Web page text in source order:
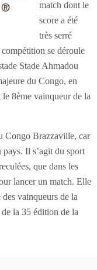
match dont le
score a été
très serré
se déroule
Stade Ahmadou
du Congo, en
8ème vainqueur de la
Congo Brazzaville, car
Il s’agit du sport
que dans les
lancer un match. Elle
vainqueurs de la
la 35 édition de la